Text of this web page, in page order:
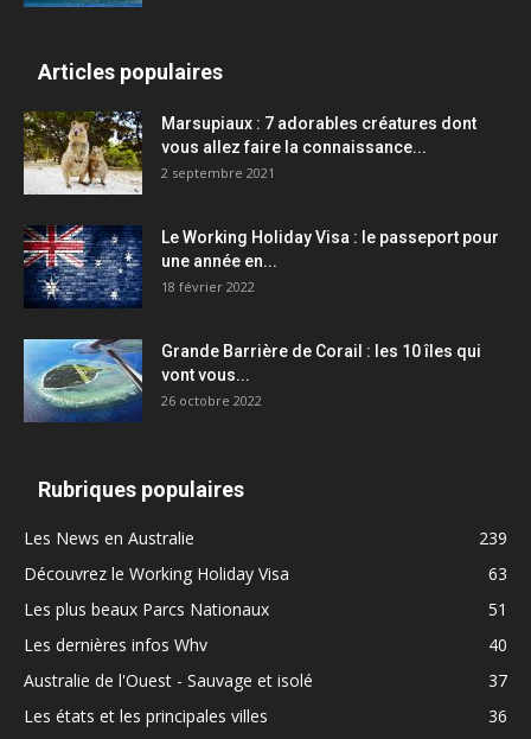
Articles populaires
Marsupiaux : 7 adorables créatures dont
vous allez faire la connaissance...
2 septembre 2021
Le Working Holiday Visa : le passeport pour
une année en...
18 février 2022
Grande Barrière de Corail : les 10 îles qui
vont vous...
26 octobre 2022
Rubriques populaires
Les News en Australie
239
Découvrez le Working Holiday Visa
63
Les plus beaux Parcs Nationaux
51
Les dernières infos Whv
40
Australie de l'Ouest - Sauvage et isolé
37
Les états et les principales villes
36